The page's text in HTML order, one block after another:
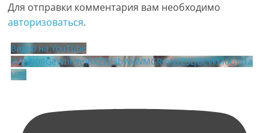
Для отправки комментария вам необходимо
авторизоваться.
Видео на YouTube
VVVVb0RGeWhhYmhXZTd3bWxWMGRmNFZ3LjBCVkM0Q0I1a
UZZ